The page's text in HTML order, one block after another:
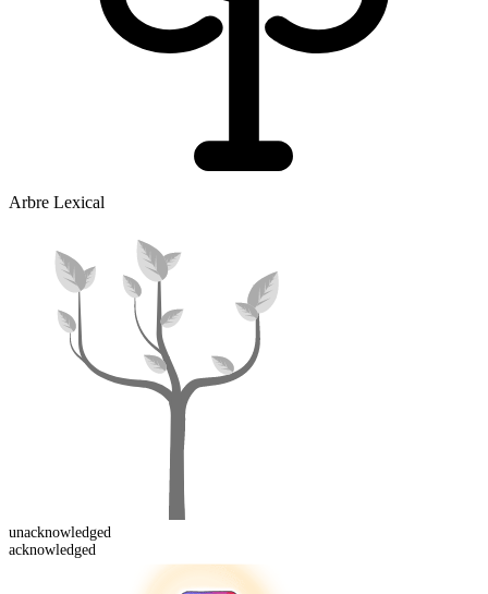
Arbre Lexical
unacknowledged
acknowledged